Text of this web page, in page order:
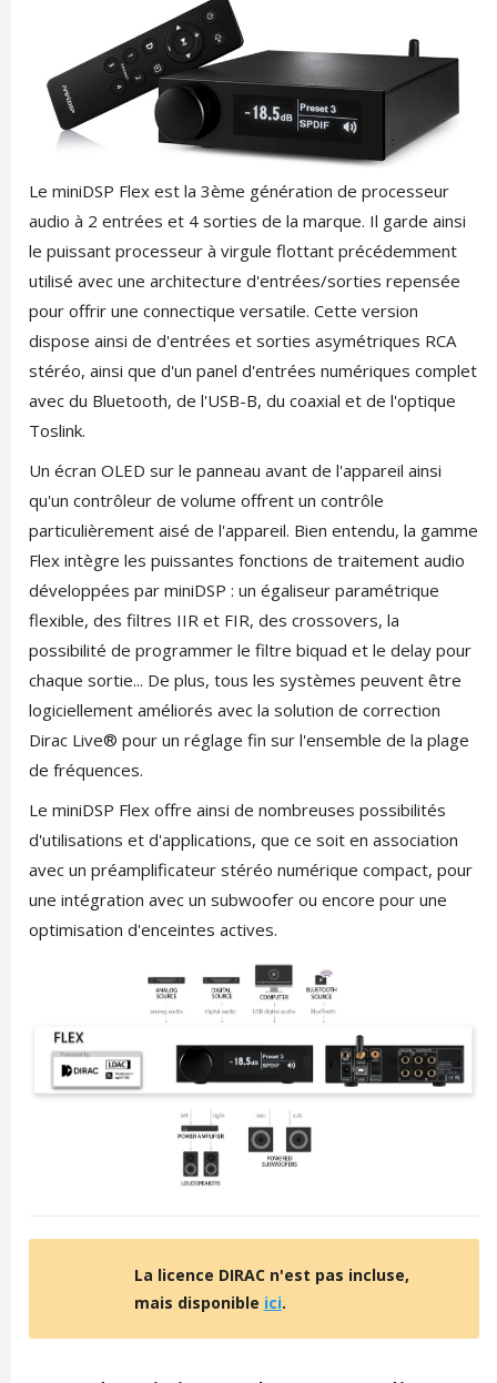
Le miniDSP Flex est la 3ème génération de processeur
audio à 2 entrées et 4 sorties de la marque. Il garde ainsi
le puissant processeur à virgule flottant précédemment
utilisé avec une architecture d'entrées/sorties repensée
pour offrir une connectique versatile. Cette version
dispose ainsi de d'entrées et sorties asymétriques RCA
stéréo, ainsi que d'un panel d'entrées numériques complet
avec du Bluetooth, de l'USB-B, du coaxial et de l'optique
Toslink.
Un écran OLED sur le panneau avant de l'appareil ainsi
qu'un contrôleur de volume offrent un contrôle
particulièrement aisé de l'appareil. Bien entendu, la gamme
Flex intègre les puissantes fonctions de traitement audio
développées par miniDSP : un égaliseur paramétrique
flexible, des filtres IIR et FIR, des crossovers, la
possibilité de programmer le filtre biquad et le delay pour
chaque sortie... De plus, tous les systèmes peuvent être
logiciellement améliorés avec la solution de correction
Dirac Live® pour un réglage fin sur l'ensemble de la plage
de fréquences.
Le miniDSP Flex offre ainsi de nombreuses possibilités
d'utilisations et d'applications, que ce soit en association
avec un préamplificateur stéréo numérique compact, pour
une intégration avec un subwoofer ou encore pour une
optimisation d'enceintes actives.
La licence DIRAC n'est pas incluse,
mais disponible ici.